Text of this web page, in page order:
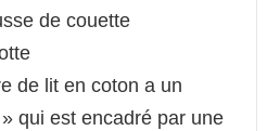
de lit en coton a un
qui est encadré par une